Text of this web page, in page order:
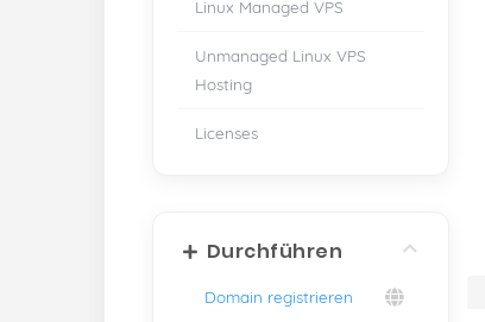
Linux Managed VPS
Unmanaged Linux VPS
Hosting
Licenses
Durchführen
Domain registrieren